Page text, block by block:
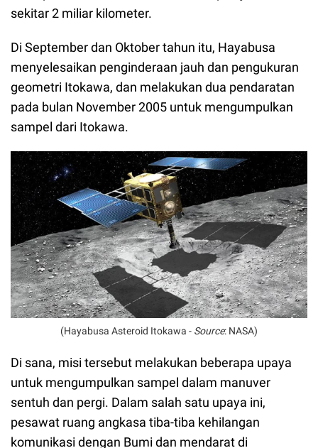
sekitar 2 miliar kilometer.
Di September dan Oktober tahun itu, Hayabusa
menyelesaikan penginderaan jauh dan pengukuran
geometri Itokawa, dan melakukan dua pendaratan
pada bulan November 2005 untuk mengumpulkan
sampel dari Itokawa.
(Hayabusa Asteroid Itokawa - Source: NASA)
Di sana, misi tersebut melakukan beberapa upaya
untuk mengumpulkan sampel dalam manuver
sentuh dan pergi. Dalam salah satu upaya ini,
pesawat ruang angkasa tiba-tiba kehilangan
komunikasi dengan Bumi dan mendarat di